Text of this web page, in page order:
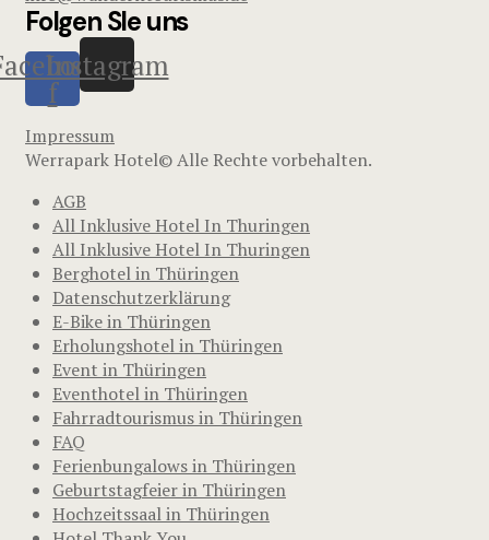
Folgen SIe uns
f
Instagram
Impressum
Werrapark Hotel© Alle Rechte vorbehalten.
AGB
All Inklusive Hotel In Thuringen
All Inklusive Hotel In Thuringen
Berghotel in Thüringen
Datenschutzerklärung
E-Bike in Thüringen
Erholungshotel in Thüringen
Event in Thüringen
Eventhotel in Thüringen
Fahrradtourismus in Thüringen
FAQ
Ferienbungalows in Thüringen
Geburtstagfeier in Thüringen
Hochzeitssaal in Thüringen